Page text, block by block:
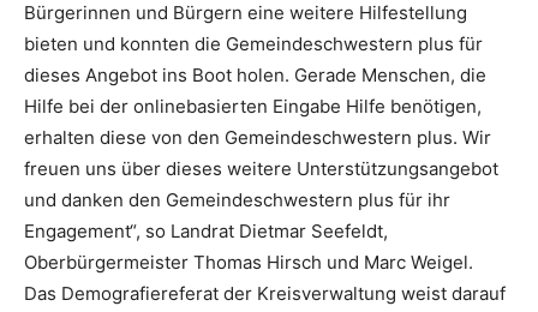
Bürgerinnen und Bürgern eine weitere Hilfestellung
bieten und konnten die Gemeindeschwestern plus für
dieses Angebot ins Boot holen. Gerade Menschen, die
Hilfe bei der onlinebasierten Eingabe Hilfe benötigen,
erhalten diese von den Gemeindeschwestern plus. Wir
freuen uns über dieses weitere Unterstützungsangebot
und danken den Gemeindeschwestern plus für ihr
Engagement“, so Landrat Dietmar Seefeldt,
Oberbürgermeister Thomas Hirsch und Marc Weigel.
Das Demografiereferat der Kreisverwaltung weist darauf